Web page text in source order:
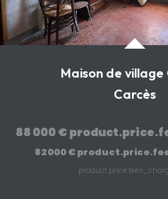
Maison de village
Carcès
88 000 €
82 000 €